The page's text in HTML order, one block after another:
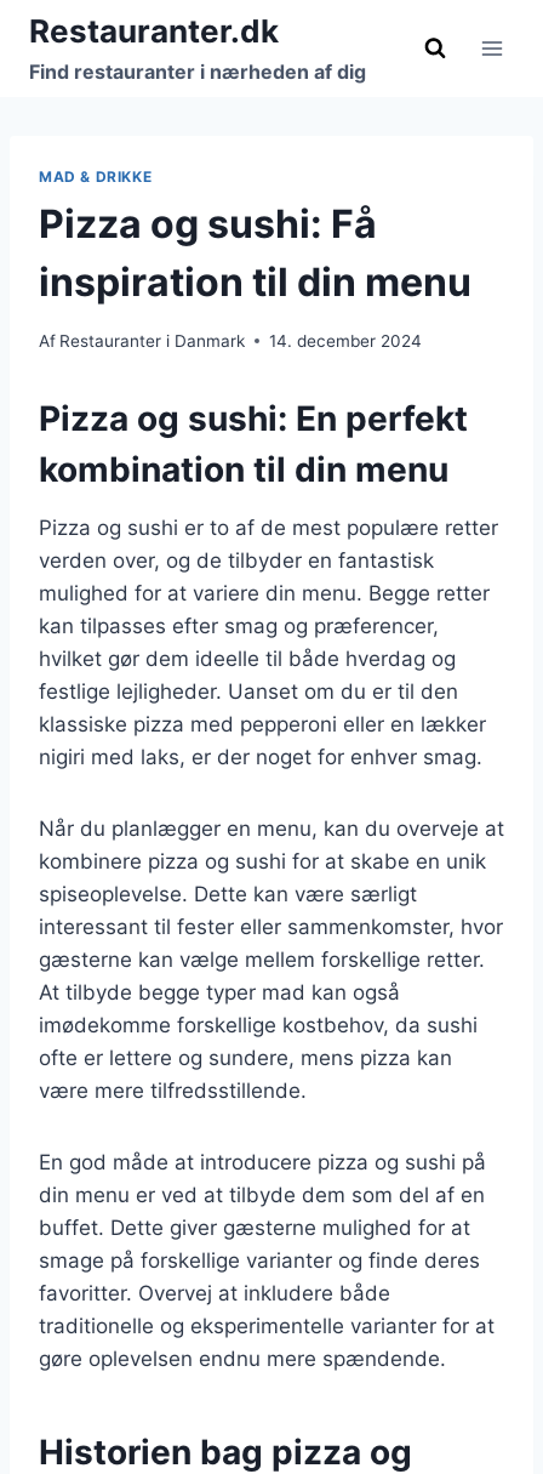
Fortsæt
indhold
Restauranter.dk
Find restauranter i nærheden af dig
MAD & DRIKKE
Pizza og sushi: Få
inspiration til din menu
Af Restauranter i Danmark 14. december 2024
Pizza og sushi: En perfekt
kombination til din menu
Pizza og sushi er to af de mest populære retter
verden over, og de tilbyder en fantastisk
mulighed for at variere din menu. Begge retter
kan tilpasses efter smag og præferencer,
hvilket gør dem ideelle til både hverdag og
festlige lejligheder. Uanset om du er til den
klassiske pizza med pepperoni eller en lækker
nigiri med laks, er der noget for enhver smag.
Når du planlægger en menu, kan du overveje at
kombinere pizza og sushi for at skabe en unik
spiseoplevelse. Dette kan være særligt
interessant til fester eller sammenkomster, hvor
gæsterne kan vælge mellem forskellige retter.
At tilbyde begge typer mad kan også
imødekomme forskellige kostbehov, da sushi
ofte er lettere og sundere, mens pizza kan
være mere tilfredsstillende.
En god måde at introducere pizza og sushi på
din menu er ved at tilbyde dem som del af en
buffet. Dette giver gæsterne mulighed for at
smage på forskellige varianter og finde deres
favoritter. Overvej at inkludere både
traditionelle og eksperimentelle varianter for at
gøre oplevelsen endnu mere spændende.
Historien bag pizza og